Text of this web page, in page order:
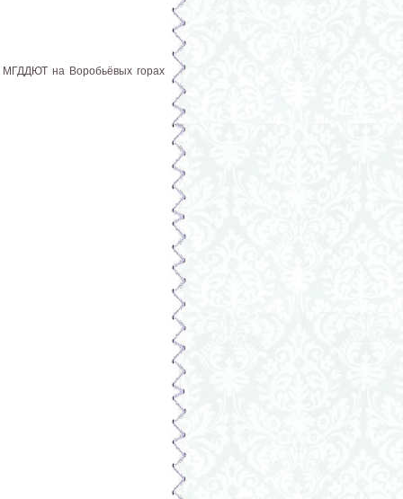
МГДДЮТ на Воробьёвых горах